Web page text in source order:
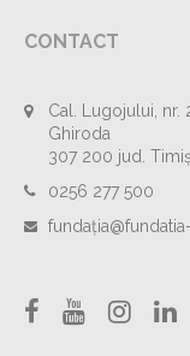
CONTACT
Cal. Lugojului, nr.
Ghiroda
307 200 jud.
0256 277 500